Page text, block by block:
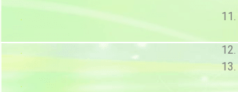
.
.
.